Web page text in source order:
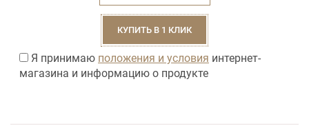
КУПИТЬ В 1 КЛИК
Я принимаю положения и условия интернет-
магазина и информацию о продукте